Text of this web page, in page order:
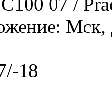
Мск,
18